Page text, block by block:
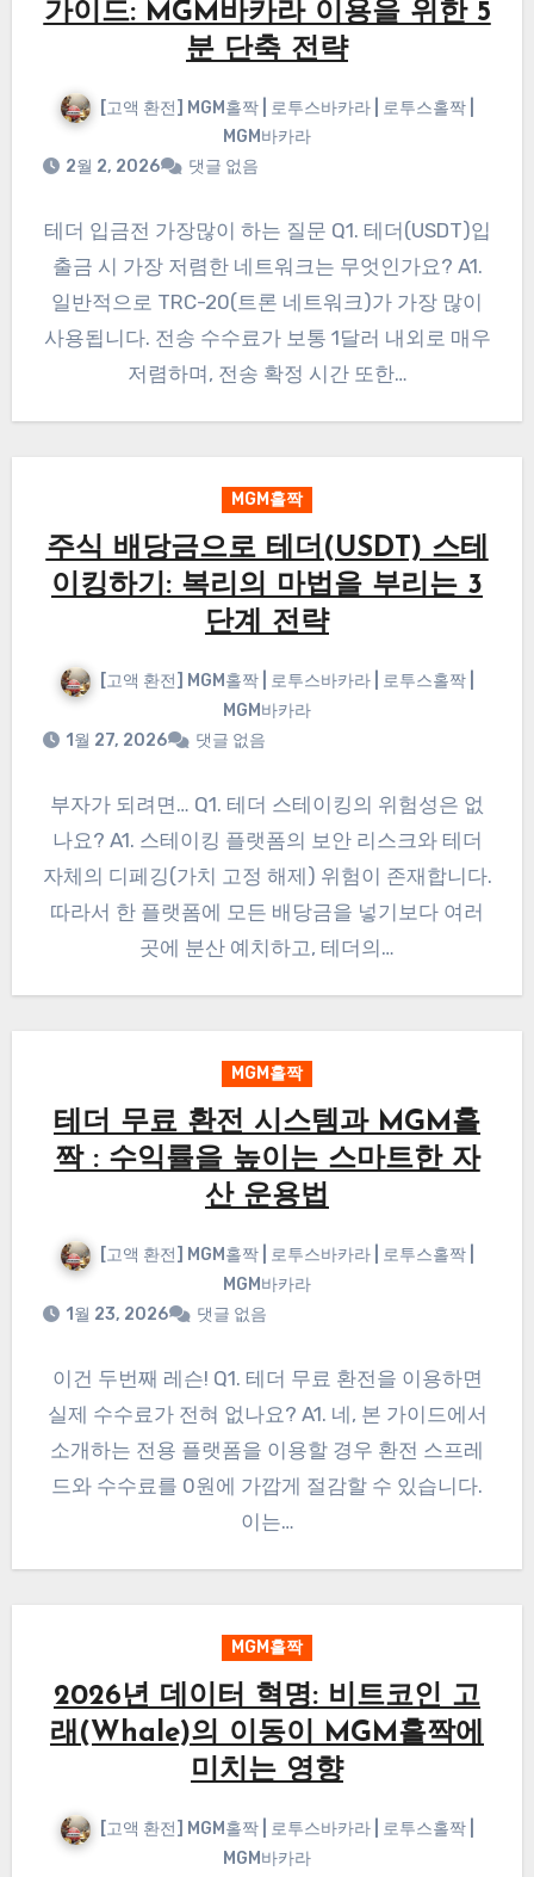
가이드: MGM바카라 이용을 위한 5
분 단축 전략
[고액 환전] MGM홀짝 | 로투스바카라 | 로투스홀짝 |
MGM바카라
2월 2, 2026
댓글 없음
테더 입금전 가장많이 하는 질문 Q1. 테더(USDT)입
출금 시 가장 저렴한 네트워크는 무엇인가요? A1.
일반적으로 TRC-20(트론 네트워크)가 가장 많이
사용됩니다. 전송 수수료가 보통 1달러 내외로 매우
저렴하며, 전송 확정 시간 또한…
MGM홀짝
주식 배당금으로 테더(USDT) 스테
이킹하기: 복리의 마법을 부리는 3
단계 전략
[고액 환전] MGM홀짝 | 로투스바카라 | 로투스홀짝 |
MGM바카라
1월 27, 2026
댓글 없음
부자가 되려면… Q1. 테더 스테이킹의 위험성은 없
나요? A1. 스테이킹 플랫폼의 보안 리스크와 테더
자체의 디페깅(가치 고정 해제) 위험이 존재합니다.
따라서 한 플랫폼에 모든 배당금을 넣기보다 여러
곳에 분산 예치하고, 테더의…
MGM홀짝
테더 무료 환전 시스템과 MGM홀
짝 : 수익률을 높이는 스마트한 자
산 운용법
[고액 환전] MGM홀짝 | 로투스바카라 | 로투스홀짝 |
MGM바카라
1월 23, 2026
댓글 없음
이건 두번째 레슨! Q1. 테더 무료 환전을 이용하면
실제 수수료가 전혀 없나요? A1. 네, 본 가이드에서
소개하는 전용 플랫폼을 이용할 경우 환전 스프레
드와 수수료를 0원에 가깝게 절감할 수 있습니다.
이는…
MGM홀짝
2026년 데이터 혁명: 비트코인 고
래(Whale)의 이동이 MGM홀짝에
미치는 영향
[고액 환전] MGM홀짝 | 로투스바카라 | 로투스홀짝 |
MGM바카라